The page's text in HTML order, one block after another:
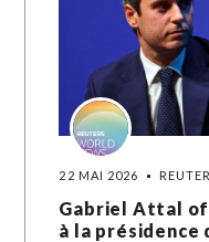
22 MAI 2026
Gabriel Attal
à la présidence